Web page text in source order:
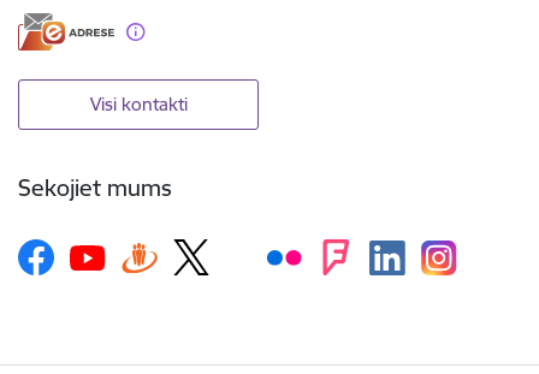
Visi kontakti
Sekojiet mums